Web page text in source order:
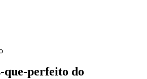
perfeito do